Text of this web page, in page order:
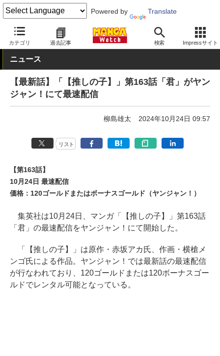
Powered by Translate
カテゴリ 過去記事 検索 Impressサイト
MANGA Watch 青年 【推しの子】
ニュース
【最新話】「【推しの子】」第163話「君」がヤン
ジャン！にて最速配信
柳島雄太 2024年10月24日 09:57
リスト
【第163話】
10月24日 最速配信
価格：120ゴールドまたはボーナスゴールド（ヤンジャン！）
集英社は10月24日、マンガ「【推しの子】」第163話
「君」の最速配信をヤンジャン！にて開始した。
「【推しの子】」は原作・赤坂アカ氏、作画・横槍メ
ンゴ氏による作品。ヤンジャン！では最新話の最速配信
が行なわれており、120ゴールドまたは120ボーナスゴー
ルドでレンタル可能となっている。